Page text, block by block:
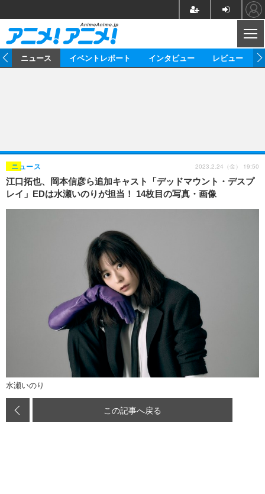
ゲーム グッズ
海外イベント ビジネス
俳優・タレント アーティスト
ビジネス
アニメ 実写
書評 イベント
動画
アニメ 映画/ドラマ
アニメ！アニメ！TV
連載・コラム
ニュース イベントレポート インタビュー レビュー
江口拓也、岡本信彦ら追加キャスト「デッドマウント・デスプ
レイ」EDは水瀬いのりが担当！ 14枚目の写真・画像
ニュース 2023.2.24（金） 19:50
水瀬いのり
この記事へ戻る